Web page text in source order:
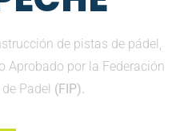
de pistas de pádel,
Aprobado por la Federación
Padel (FIP).